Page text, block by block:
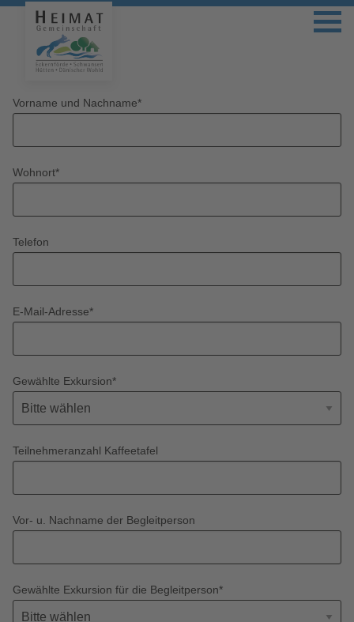
Vorname und Nachname*
Wohnort*
Telefon
E-Mail-Adresse*
Gewählte Exkursion*
Teilnehmeranzahl Kaffeetafel
Vor- u. Nachname der Begleitperson
Gewählte Exkursion für die Begleitperson*